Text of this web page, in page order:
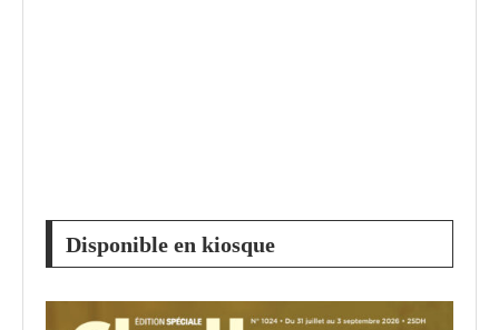
Disponible en kiosque